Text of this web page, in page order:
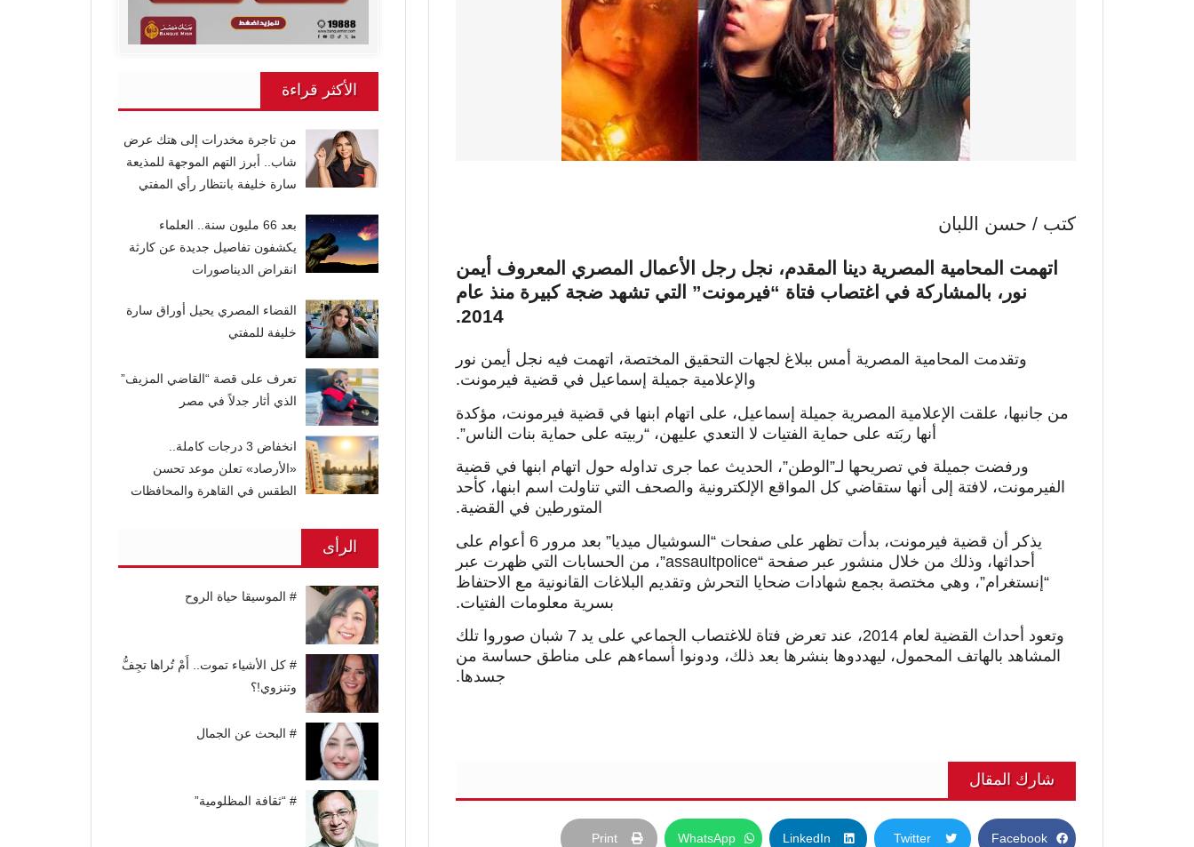
كتب / حسن اللبان
اتهمت المحامية المصرية دينا المقدم، نجل رجل الأعمال المصري المعروف أيمن
نور، بالمشاركة في اغتصاب فتاة “فيرمونت” التي تشهد ضجة كبيرة منذ عام
2014.
وتقدمت المحامية المصرية أمس ببلاغ لجهات التحقيق المختصة، اتهمت فيه نجل أيمن نور
والإعلامية جميلة إسماعيل في قضية فيرمونت.
من جانبها، علقت الإعلامية المصرية جميلة إسماعيل، على اتهام ابنها في قضية فيرمونت، مؤكدة
أنها ربَته على حماية الفتيات لا التعدي عليهن، “ربيته على حماية بنات الناس”.
ورفضت جميلة في تصريحها لـ”الوطن”، الحديث عما جرى تداوله حول اتهام ابنها في قضية
الفيرمونت، لافتة إلى أنها ستقاضي كل المواقع الإلكترونية والصحف التي تناولت اسم ابنها، كأحد
المتورطين في القضية.
يذكر أن قضية فيرمونت، بدأت تظهر على صفحات “السوشيال ميديا” بعد مرور 6 أعوام على
أحداثها، وذلك من خلال منشور عبر صفحة “assaultpolice”، من الحسابات التي ظهرت عبر
“إنستغرام”، وهي مختصة بجمع شهادات ضحايا التحرش وتقديم البلاغات القانونية مع الاحتفاظ
بسرية معلومات الفتيات.
وتعود أحداث القضية لعام 2014، عند تعرض فتاة للاغتصاب الجماعي على يد 7 شبان صوروا تلك
المشاهد بالهاتف المحمول، ليهددوها بنشرها بعد ذلك، ودونوا أسماءهم على مناطق حساسة من
جسدها.
شارك المقال
Facebook
Twitter
LinkedIn
WhatsApp
Print
الأكثر قراءة
من تاجرة مخدرات إلى هتك عرض
شاب.. أبرز التهم الموجهة للمذيعة
سارة خليفة بانتظار رأي المفتي
بعد 66 مليون سنة.. العلماء
يكشفون تفاصيل جديدة عن كارثة
انقراض الديناصورات
القضاء المصري يحيل أوراق سارة
خليفة للمفتي
تعرف على قصة “القاضي المزيف”
الذي أثار جدلاً في مصر
انخفاض 3 درجات كاملة..
«الأرصاد» تعلن موعد تحسن
الطقس في القاهرة والمحافظات
الرأى
# الموسيقا حياة الروح
# كل الأشياء تموت.. أَمْ تُراها تجِفُّ
وتنزوي!؟
# البحث عن الجمال
# “ثقافة المظلومية”